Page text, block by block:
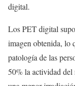
digital.
Los PET digital
imagen obtenida, lo
patología de las
50% la actividad del